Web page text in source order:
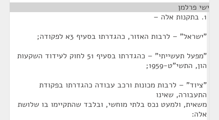
ישי פרלמן
1. בתקנות אלה –
"ישראל" – לרבות האזור, כהגדרתו בסעיף 3א לפקודה;
"מפעל תעשייתי" – כהגדרתו בסעיף 51 לחוק לעידוד השקעות
הון, התשי"ט-1959;
"ציוד" – לרבות מכונות ורכב עבודה כהגדרתו בפקודת
התעבורה, שאינו
משאית, ולמעט נכס בלתי מוחשי, ובלבד שהתקיימו בו שלושת
אלה: